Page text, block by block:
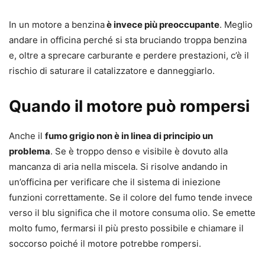
In un motore a benzinaè invece più preoccupante. Meglio
andare in officina perché si sta bruciando troppa benzina
e, oltre a sprecare carburante e perdere prestazioni, c’è il
rischio di saturare il catalizzatore e danneggiarlo.
Quando il motore può rompersi
Anche il fumo grigio non è in linea di principio un
problema. Se è troppo denso e visibile è dovuto alla
mancanza di aria nella miscela. Si risolve andando in
un’officina per verificare che il sistema di iniezione
funzioni correttamente. Se il colore del fumo tende invece
verso il blu significa che il motore consuma olio. Se emette
molto fumo, fermarsi il più presto possibile e chiamare il
soccorso poiché il motore potrebbe rompersi.